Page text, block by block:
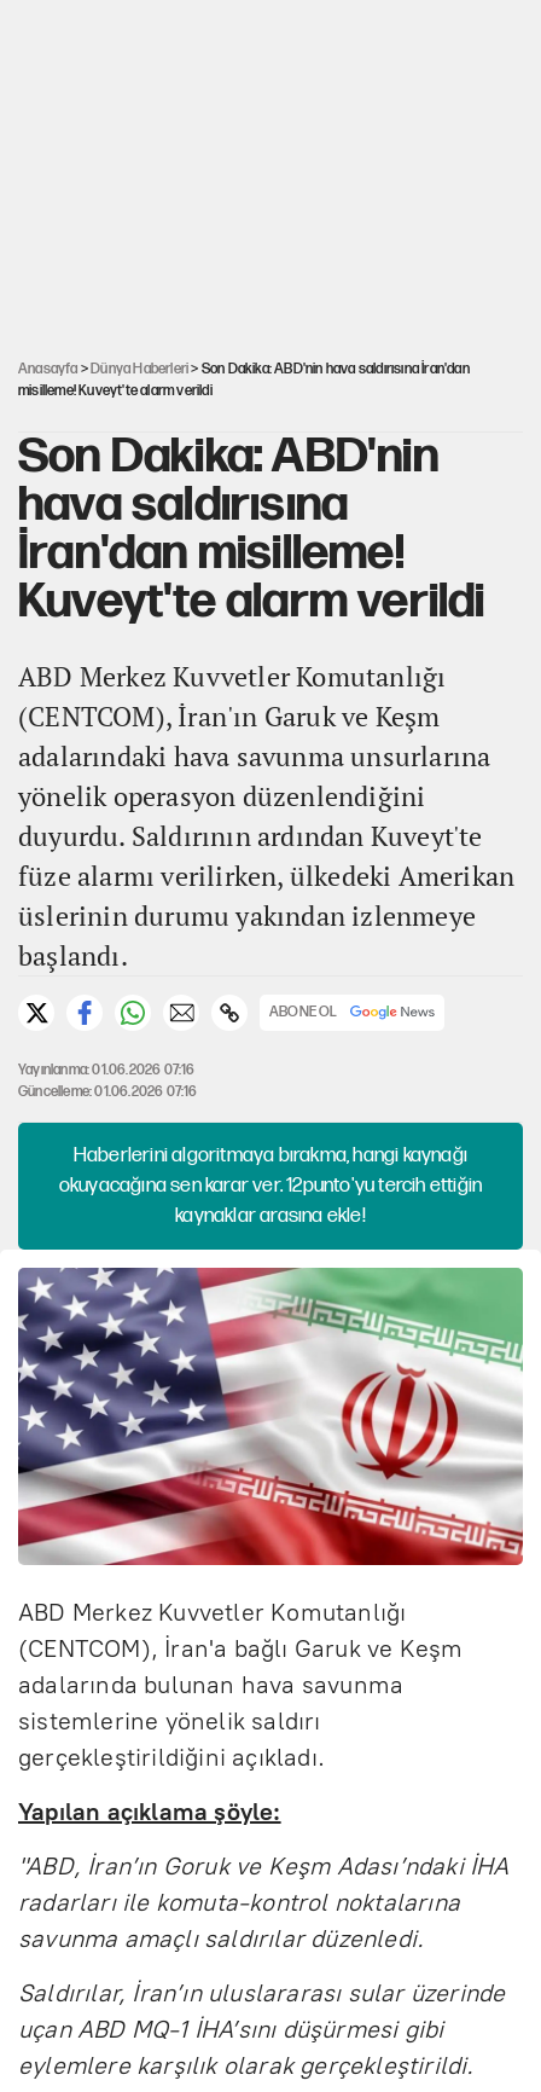
Anasayfa >Dünya Haberleri> Son Dakika: ABD'nin hava saldırısına İran'dan
misilleme! Kuveyt'te alarm verildi
Son Dakika: ABD'nin
hava saldırısına
İran'dan misilleme!
Kuveyt'te alarm verildi
ABD Merkez Kuvvetler Komutanlığı
(CENTCOM), İran'ın Garuk ve Keşm
adalarındaki hava savunma unsurlarına
yönelik operasyon düzenlendiğini
duyurdu. Saldırının ardından Kuveyt'te
füze alarmı verilirken, ülkedeki Amerikan
üslerinin durumu yakından izlenmeye
başlandı.
ABONE OL
Yayınlanma: 01.06.2026 07:16
Güncelleme: 01.06.2026 07:16
Haberlerini algoritmaya bırakma, hangi kaynağı
okuyacağına sen karar ver. 12punto'yu tercih ettiğin
kaynaklar arasına ekle!
ABD Merkez Kuvvetler Komutanlığı
(CENTCOM), İran'a bağlı Garuk ve Keşm
adalarında bulunan hava savunma
sistemlerine yönelik saldırı
gerçekleştirildiğini açıkladı.
Yapılan açıklama şöyle:
"ABD, İran’ın Goruk ve Keşm Adası’ndaki İHA
radarları ile komuta-kontrol noktalarına
savunma amaçlı saldırılar düzenledi.
Saldırılar, İran’ın uluslararası sular üzerinde
uçan ABD MQ-1 İHA’sını düşürmesi gibi
eylemlere karşılık olarak gerçekleştirildi.